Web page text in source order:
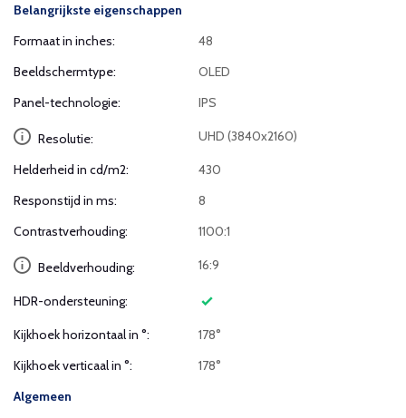
Belangrijkste eigenschappen
Formaat in inches:
48
Beeldschermtype:
OLED
Panel-technologie:
IPS
Resolutie: UHD (3840x2160)
Helderheid in cd/m2:
430
Responstijd in ms:
8
Contrastverhouding:
1100:1
Beeldverhouding: 16:9
HDR-ondersteuning:
Kijkhoek horizontaal in °:
178°
Kijkhoek verticaal in °:
178°
Algemeen